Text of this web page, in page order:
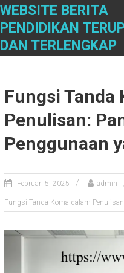
S
i
p
t
WEBSITE BERITA
PENDIDIKAN
DAN TERLENGKAP
Fungsi Tanda
Penulisan:
Penggunaan
Februari 5, 2025 admin
Fungsi Tanda Koma dalam